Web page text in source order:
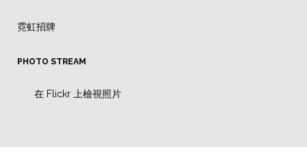
霓虹招牌
PHOTO STREAM
在 Flickr 上檢視照片